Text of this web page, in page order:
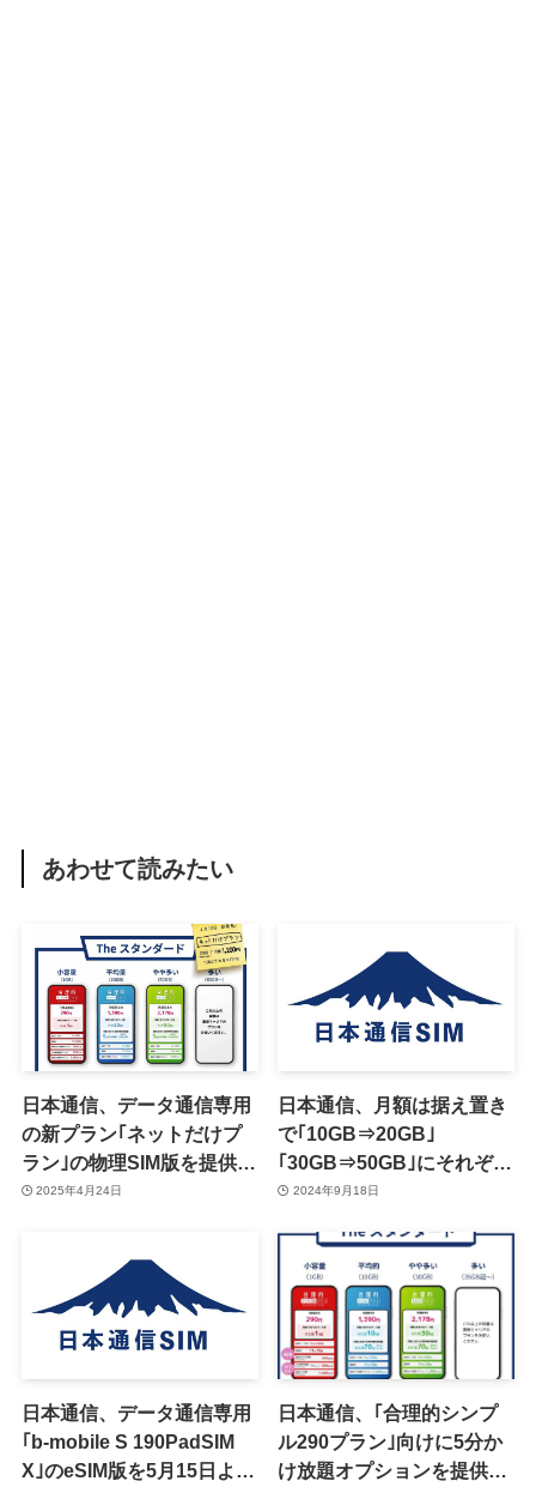
あわせて読みたい
日本通信、データ通信専用
の新プラン｢ネットだけプ
ラン｣の物理SIM版を提供開
始2025年4月24日
日本通信、月額は据え置き
で｢10GB⇒20GB｣
｢30GB⇒50GB｣にそれぞれ
増量へ
2024年9月18日
日本通信、データ通信専用
｢b-mobile S 190PadSIM
X｣のeSIM版を5月15日より
日本通信、｢合理的シンプ
ル290プラン｣向けに5分か
け放題オプションを提供開